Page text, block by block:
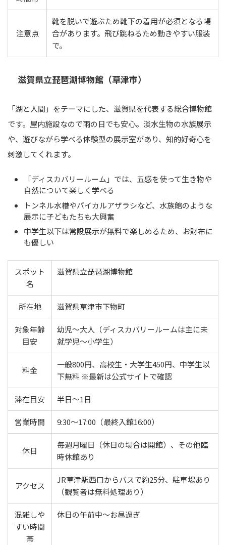
注意点
靴を脱いで遊ぶため靴下の着用が必須となる場
合があります。飛び跳ねるため動きやすい服装
で。
滋賀県立琵琶湖博物館（草津市）
「湖と人間」をテーマにした、滋賀県を代表する総合博物館
です。屋内施設なので雨の日でも安心。淡水生物の水族展示
や、遊びながら学べる体験型の展示室があり、知的好奇心を
刺激してくれます。
「ディスカバリールーム」では、五感を使って生き物や
自然について楽しく学べる
トンネル水槽やバイカルアザラシなど、水族館のような
展示に子どもたちも大興奮
中学生以下は常設展示が無料で楽しめるため、お財布に
も優しい
スポット
名
滋賀県立琵琶湖博物館
所在地 滋賀県草津市下物町
対象年齢
目安
幼児〜大人（ディスカバリールームは主に未
就学児〜小学生）
料金
一般800円、高校生・大学生450円、中学生以
下無料 ※最新は公式サイトで確認
滞在目安 半日〜1日
営業時間 9:30〜17:00（最終入館16:00）
休日
毎週月曜日（休日の場合は開館）、その他臨
時休館あり
アクセス
JR草津駅西口からバスで約25分、駐車場あり
（観覧者は無料処理あり）
混雑しや
すい時間
帯
休日の午前中〜お昼過ぎ